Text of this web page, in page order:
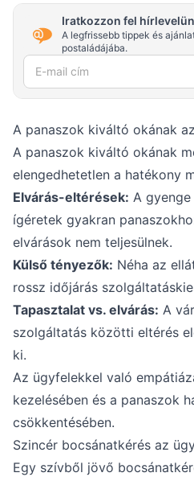
Iratkozzon fel
A legfrissebb tippek és
postaládájába.
E-mail cím
A panaszok kiváltó okának
A panaszok kiváltó okának
elengedhetetlen a hatékony
Elvárás-eltérések: A
ígéretek gyakran
elvárások nem teljesülnek.
Külső tényezők: Néha az
rossz időjárás
Tapasztalat vs. elvárás: A
szolgáltatás közötti eltérés
ki.
Az ügyfelekkel való
kezelésében és a panaszok
csökkentésében.
Szincér bocsánatkérés az
Egy szívből jövő